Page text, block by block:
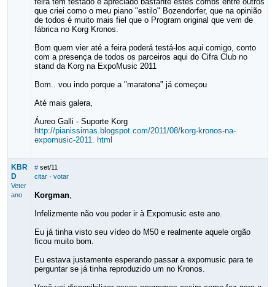
que criei como o meu piano "estilo" Bozendorfer, que na opinião
de todos é muito mais fiel que o Program original que vem de
fábrica no Korg Kronos.
Bom quem vier até a feira poderá testá-los aqui comigo, conto
com a presença de todos os parceiros aqui do Cifra Club no
stand da Korg na ExpoMusic 2011
Bom.. vou indo porque a "maratona" já começou
Até mais galera,
Áureo Galli - Suporte Korg
http://pianissimas.blogspot.com/2011/08/korg-kronos-na-
expomusic-2011. html
KBR
D
Veter
ano
# set/11
citar· votar
Korgman,
Infelizmente não vou poder ir à Expomusic este ano.
Eu já tinha visto seu vídeo do M50 e realmente aquele orgão
ficou muito bom.
Eu estava justamente esperando passar a expomusic para te
perguntar se já tinha reproduzido um no Kronos.